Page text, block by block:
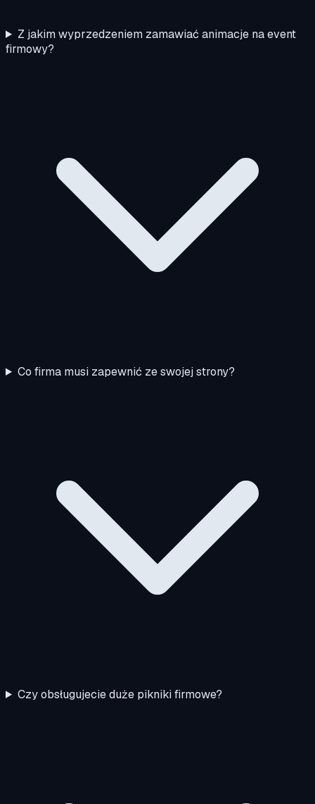
Z jakim wyprzedzeniem zamawiać animacje na event
firmowy?
Co firma musi zapewnić ze swojej strony?
Czy obsługujecie duże pikniki firmowe?